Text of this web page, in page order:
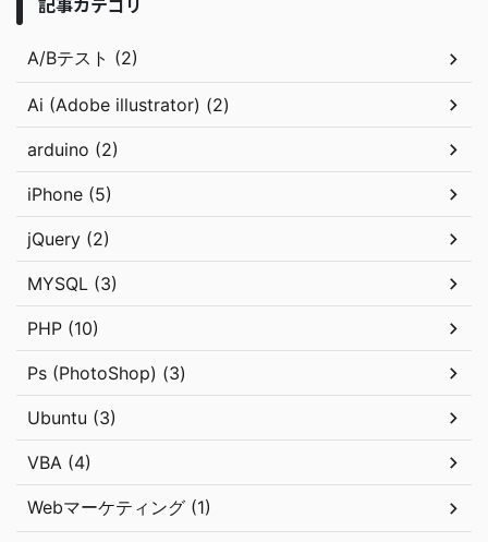
A/Bテスト (2)
Ai (Adobe illustrator) (2)
arduino (2)
iPhone (5)
jQuery (2)
MYSQL (3)
PHP (10)
Ps (PhotoShop) (3)
Ubuntu (3)
VBA (4)
Webマーケティング (1)